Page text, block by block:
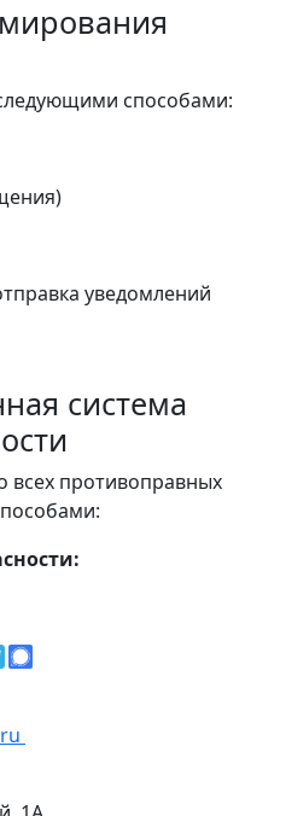
способами:
уведомлений
система
противоправных